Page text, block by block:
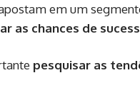
em um
as chances de
pesquisar as